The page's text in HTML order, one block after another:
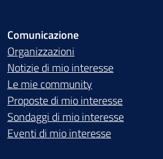
Comunicazione
Organizzazioni
Notizie di mio interesse
Le mie community
Proposte di mio interesse
Sondaggi di mio interesse
Eventi di mio interesse